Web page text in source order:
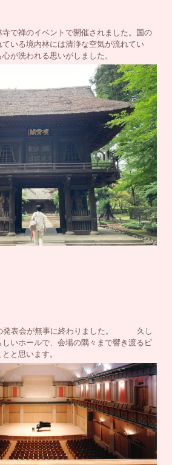
で禅のイベントで開催されました。国の
いる境内林には清浄な空気が流れてい
が洗われる思いがしました。
発表会が無事に終わりました。 久し
いホールで、会場の隅々まで響き渡るピ
と思います。